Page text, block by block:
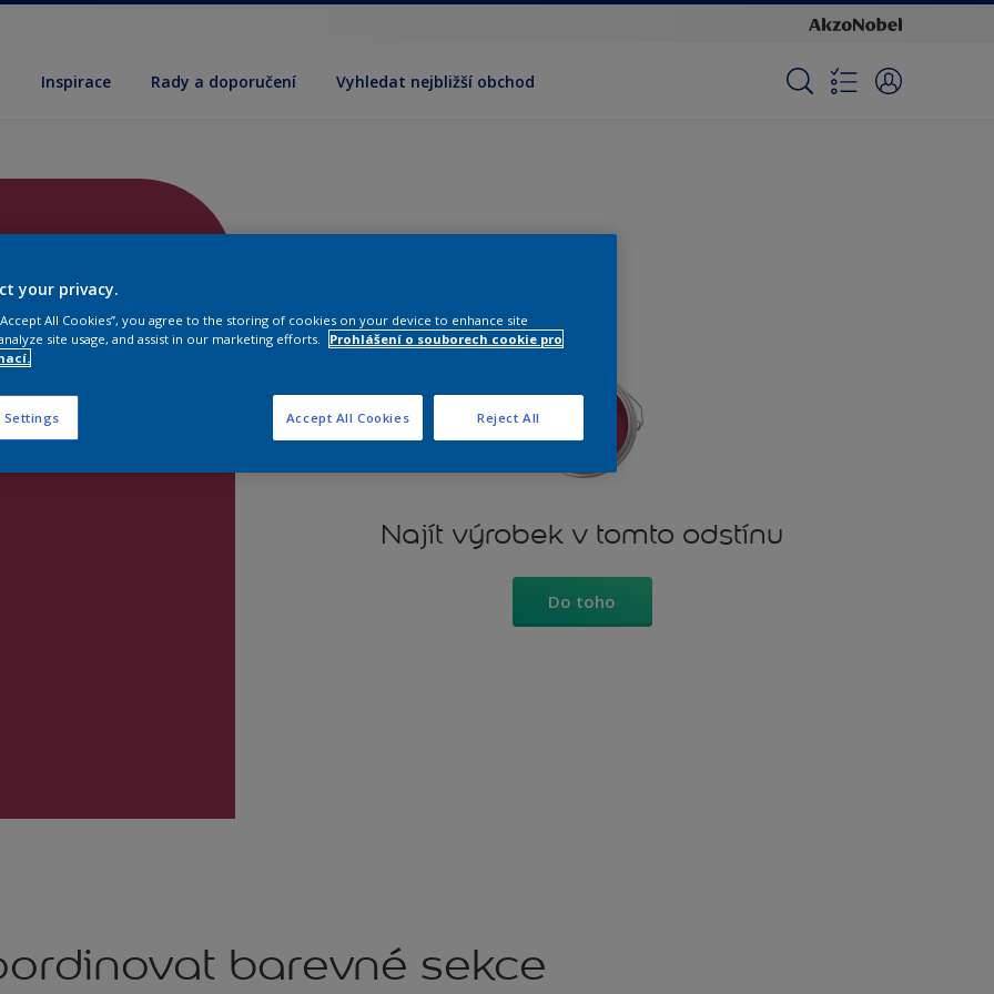
Inspirace Rady a doporučení Vyhledat nejbližší obchod
Najít výrobek v tomto odstínu
Do toho
barevné sekce
your privacy.
All Cookies”, you agree to the storing of cookies on your device to enhance site
site usage, and assist in our marketing efforts.
Prohlášení o souborech cookie pro
Settings Reject All
Accept All Cookies